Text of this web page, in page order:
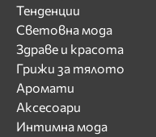
Тенденции
Световна мода
Здраве и красота
Грижи за тялото
Аромати
Аксесоари
Интимна мода